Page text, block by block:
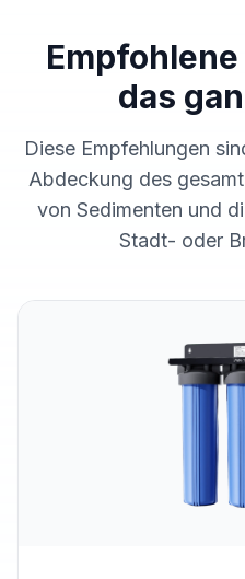
das
Diese Empfehlungen
Abdeckung des
von Sedimenten und
Stadt- oder